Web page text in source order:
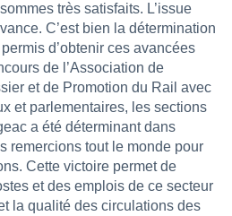
très satisfaits. L’issue
C’est bien la détermination
d’obtenir ces avancées
de l’Association de
et de Promotion du Rail avec
et parlementaires, les sections
a été déterminant dans
remercions tout le monde pour
Cette victoire permet de
et des emplois de ce secteur
la qualité des circulations des